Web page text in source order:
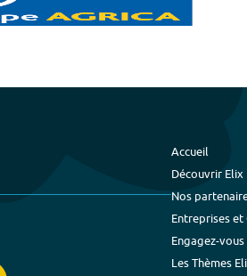
Accueil
Découvrir Elix
Nos
Entreprises
Engagez-vous
Les Thèmes